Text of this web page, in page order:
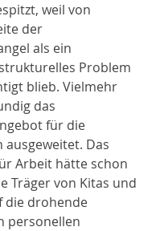
weil von
der
als ein
Problem
blieb. Vielmehr
das
für die
ausgeweitet. Das
Arbeit hätte schon
Träger von Kitas und
die drohende
personellen